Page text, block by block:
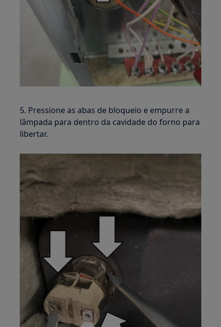
5. Pressione as abas de bloqueio e empurre a
lâmpada para dentro da cavidade do forno para
libertar.